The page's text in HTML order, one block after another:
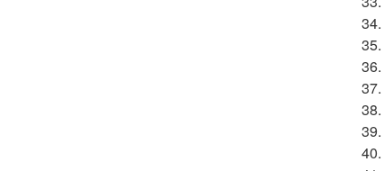
34.
35.
36.
37.
38.
39.
40.